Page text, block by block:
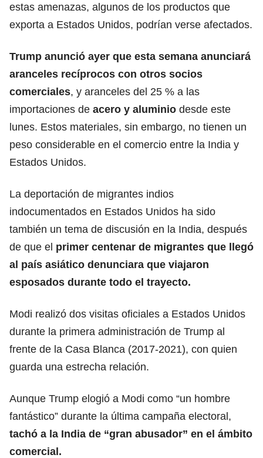
estas amenazas, algunos de los productos que
exporta a Estados Unidos, podrían verse afectados.
Trump anunció ayer que esta semana anunciará
aranceles recíprocos con otros socios
comerciales, y aranceles del 25 % a las
importaciones de acero y aluminio desde este
lunes. Estos materiales, sin embargo, no tienen un
peso considerable en el comercio entre la India y
Estados Unidos.
La deportación de migrantes indios
indocumentados en Estados Unidos ha sido
también un tema de discusión en la India, después
de que el primer centenar de migrantes que llegó
al país asiático denunciara que viajaron
esposados durante todo el trayecto.
Modi realizó dos visitas oficiales a Estados Unidos
durante la primera administración de Trump al
frente de la Casa Blanca (2017-2021), con quien
guarda una estrecha relación.
Aunque Trump elogió a Modi como “un hombre
fantástico” durante la última campaña electoral,
tachó a la India de “gran abusador” en el ámbito
comercial.